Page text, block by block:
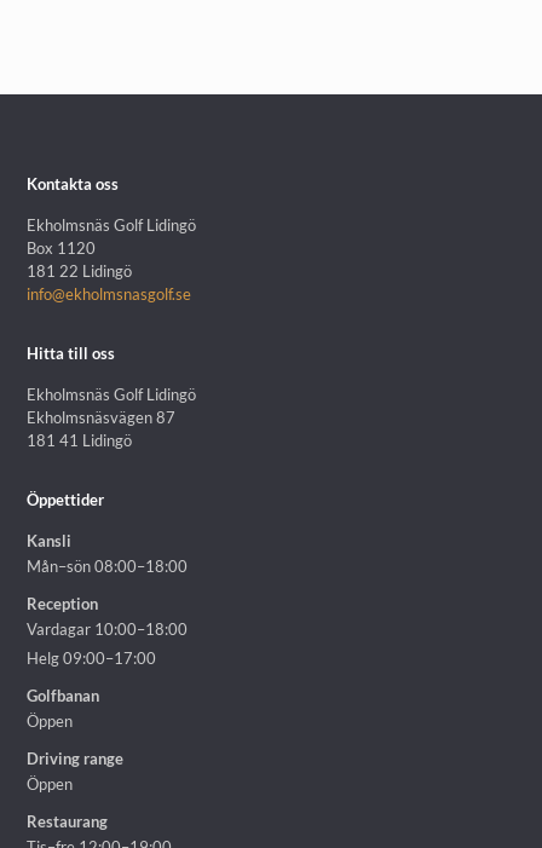
Kontakta oss
Ekholmsnäs Golf Lidingö
Box 1120
181 22 Lidingö
info@ekholmsnasgolf.se
Hitta till oss
Ekholmsnäs Golf Lidingö
Ekholmsnäsvägen 87
181 41 Lidingö
Öppettider
Kansli
Mån–sön 08:00–18:00
Reception
Vardagar 10:00–18:00
Helg 09:00–17:00
Golfbanan
Öppen
Driving range
Öppen
Restaurang